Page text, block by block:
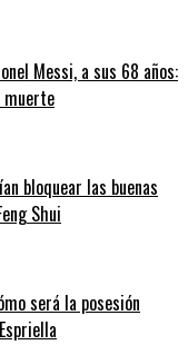
Messi, a sus 68 años:
muerte
bloquear las buenas
Shui
será la posesión